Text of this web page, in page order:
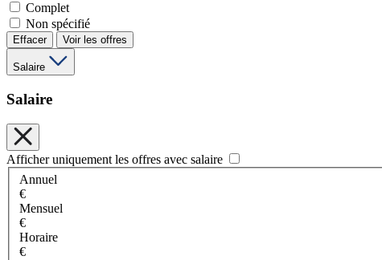
Complet
Non spécifié
Effacer Voir les offres
Salaire
Salaire
Afficher uniquement les offres avec salaire
Annuel
€
Mensuel
€
Horaire
€